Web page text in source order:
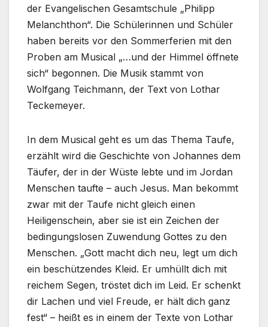
der Evangelischen Gesamtschule „Philipp
Melanchthon“. Die Schülerinnen und Schüler
haben bereits vor den Sommerferien mit den
Proben am Musical „…und der Himmel öffnete
sich“ begonnen. Die Musik stammt von
Wolfgang Teichmann, der Text von Lothar
Teckemeyer.
In dem Musical geht es um das Thema Taufe,
erzählt wird die Geschichte von Johannes dem
Täufer, der in der Wüste lebte und im Jordan
Menschen taufte – auch Jesus. Man bekommt
zwar mit der Taufe nicht gleich einen
Heiligenschein, aber sie ist ein Zeichen der
bedingungslosen Zuwendung Gottes zu den
Menschen. „Gott macht dich neu, legt um dich
ein beschützendes Kleid. Er umhüllt dich mit
reichem Segen, tröstet dich im Leid. Er schenkt
dir Lachen und viel Freude, er hält dich ganz
fest“ – heißt es in einem der Texte von Lothar